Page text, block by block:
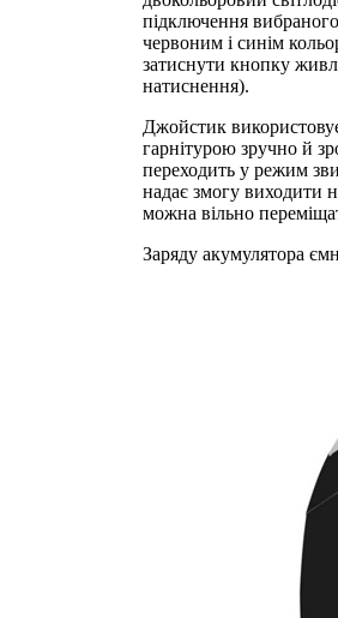
підключення
червоним і синім
затиснути кнопку
натиснення).
Джойстик
гарнітурою зручно й
переходить у режим
надає змогу виходити
можна вільно
Заряду акумулятора